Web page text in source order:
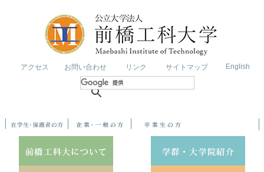
アクセス お問い合わせ リンク サイトマップ English